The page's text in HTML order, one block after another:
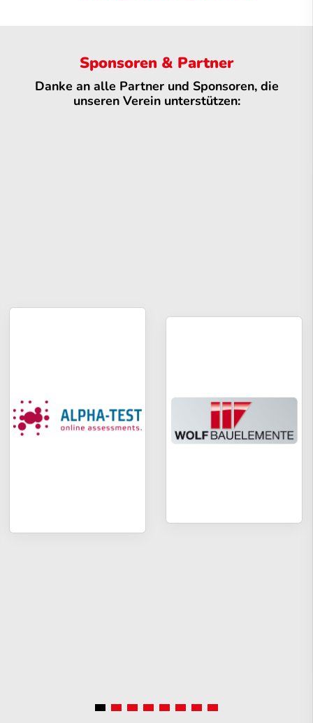
Sponsoren & Partner
Danke an alle Partner und Sponsoren, die
unseren Verein unterstützen: